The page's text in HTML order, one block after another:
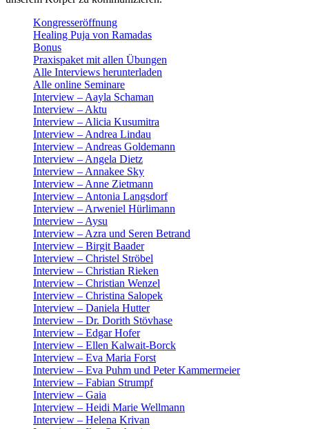
Kongresseröffnung
Healing Puja von Ramadas
Bonus
Praxispaket mit allen Übungen
Alle Interviews herunterladen
Alle online Seminare
Interview – Aayla Schaman
Interview – Aktu
Interview – Alicia Kusumitra
Interview – Andrea Lindau
Interview – Andreas Goldemann
Interview – Angela Dietz
Interview – Annakee Sky
Interview – Anne Zietmann
Interview – Antonia Langsdorf
Interview – Arweniel Hürlimann
Interview – Aysu
Interview – Azra und Seren Betrand
Interview – Birgit Baader
Interview – Christel Ströbel
Interview – Christian Rieken
Interview – Christian Wenzel
Interview – Christina Salopek
Interview – Daniela Hutter
Interview – Dr. Dorith Stövhase
Interview – Edgar Hofer
Interview – Ellen Kalwait-Borck
Interview – Eva Maria Forst
Interview – Eva Puhm und Peter Kammermeier
Interview – Fabian Strumpf
Interview – Gaia
Interview – Heidi Marie Wellmann
Interview – Helena Krivan